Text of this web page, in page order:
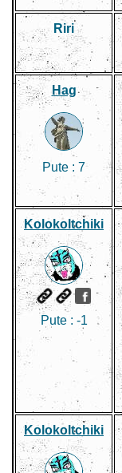
Riri
Hag
Pute : 7
Kolokoltchiki
Pute : -1
Kolokoltchiki